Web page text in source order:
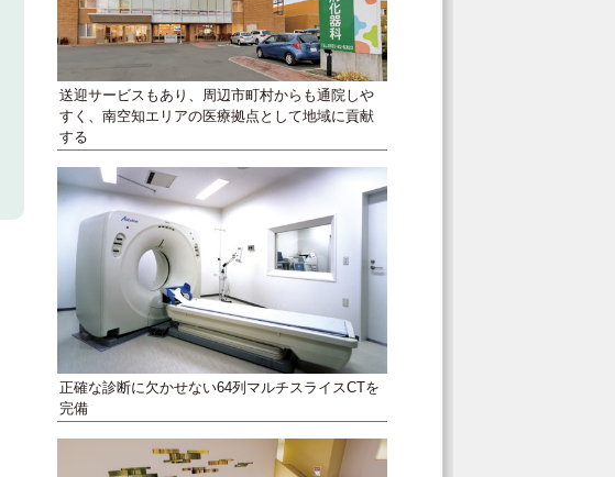
送迎サービスもあり、周辺市町村からも通院しや
すく、南空知エリアの医療拠点として地域に貢献
する
正確な診断に欠かせない64列マルチスライスCTを
完備